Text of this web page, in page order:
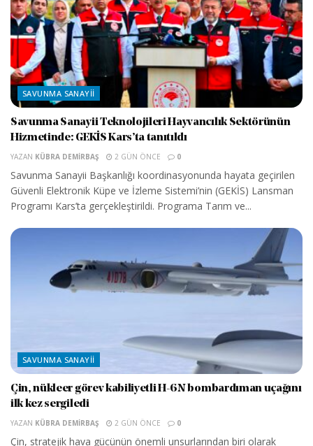
SAVUNMA SANAYII
Savunma Sanayii Teknolojileri Hayvancılık Sektörünün
Hizmetinde: GEKİS Kars’ta tanıtıldı
YAZAN KÜBRA DEMIRBAŞ 2 GÜN ÖNCE 0
Savunma Sanayii Başkanlığı koordinasyonunda hayata geçirilen
Güvenli Elektronik Küpe ve İzleme Sistemi’nin (GEKİS) Lansman
Programı Kars’ta gerçekleştirildi. Programa Tarım ve...
SAVUNMA SANAYII
Çin, nükleer görev kabiliyetli H-6N bombardıman uçağını
ilk kez sergiledi
YAZAN KÜBRA DEMIRBAŞ 2 GÜN ÖNCE 0
Çin, stratejik hava gücünün önemli unsurlarından biri olarak